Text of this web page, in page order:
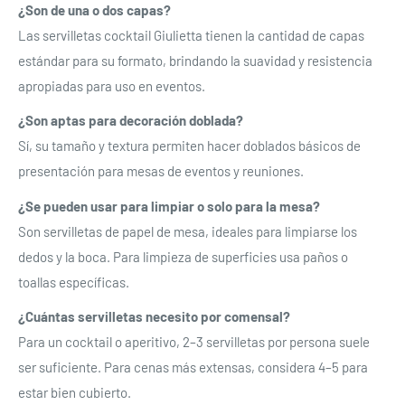
¿Son de una o dos capas?
Las servilletas cocktail Giulietta tienen la cantidad de capas
estándar para su formato, brindando la suavidad y resistencia
apropiadas para uso en eventos.
¿Son aptas para decoración doblada?
Sí, su tamaño y textura permiten hacer doblados básicos de
presentación para mesas de eventos y reuniones.
¿Se pueden usar para limpiar o solo para la mesa?
Son servilletas de papel de mesa, ideales para limpiarse los
dedos y la boca. Para limpieza de superficies usa paños o
toallas específicas.
¿Cuántas servilletas necesito por comensal?
Para un cocktail o aperitivo, 2–3 servilletas por persona suele
ser suficiente. Para cenas más extensas, considera 4–5 para
estar bien cubierto.
anteriormente.